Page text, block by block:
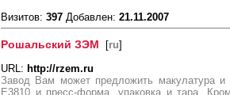
Визитов: 397 Добавлен: 21.11.2007
Рошальский ЗЭМ [ru]
URL: http://rzem.ru
Завод Вам может предложить макулатура
Е3810 и пресс-форма, упаковка и тара.